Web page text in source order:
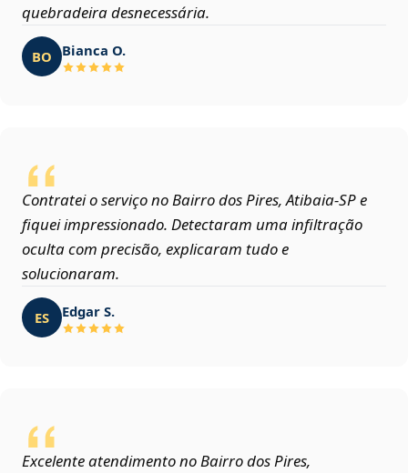
quebradeira desnecessária.
BO Bianca O.
Contratei o serviço no Bairro dos Pires, Atibaia‑SP e
fiquei impressionado. Detectaram uma infiltração
oculta com precisão, explicaram tudo e
solucionaram.
ES Edgar S.
Excelente atendimento no Bairro dos Pires,